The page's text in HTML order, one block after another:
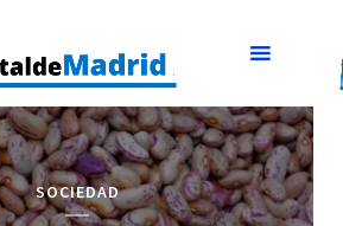
SOCIEDAD